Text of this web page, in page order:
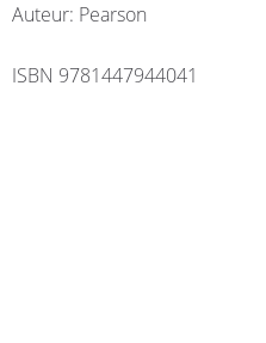
Auteur: Pearson
ISBN 9781447944041